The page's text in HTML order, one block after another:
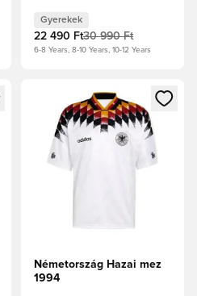
Gyerekek
22 490 Ft30 990 Ft
6-8 Years, 8-10 Years, 10-12 Years
vagy a tagként
Megnyit egy modált a
Németország Hazai mez
1994